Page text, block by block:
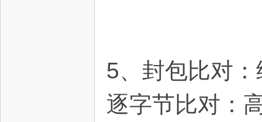
5、封包比对
逐字节比对：